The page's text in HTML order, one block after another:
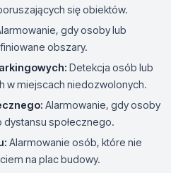
się obiektów.
gdy osoby lub
obszary.
Detekcja osób lub
w miejscach niedozwolonych.
Alarmowanie, gdy osoby
społecznego.
Alarmowanie osób, które nie
na plac budowy.